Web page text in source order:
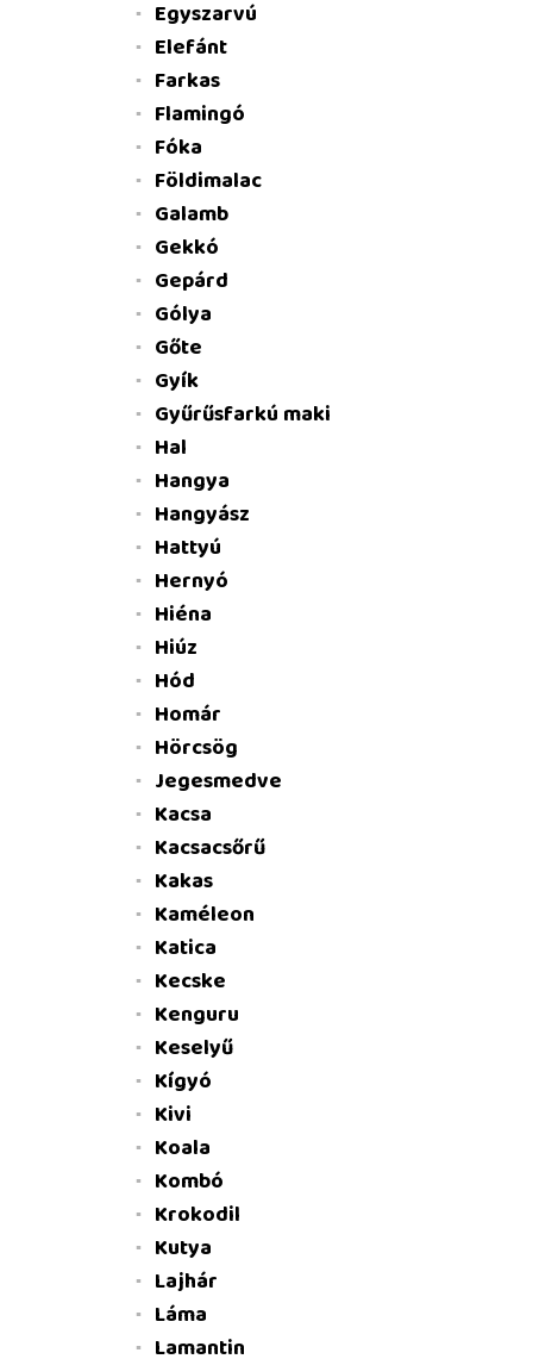
Egyszarvú
Elefánt
Farkas
Flamingó
Fóka
Földimalac
Galamb
Gekkó
Gepárd
Gólya
Gőte
Gyík
Gyűrűsfarkú maki
Hal
Hangya
Hangyász
Hattyú
Hernyó
Hiéna
Hiúz
Hód
Homár
Hörcsög
Jegesmedve
Kacsa
Kacsacsőrű
Kakas
Kaméleon
Katica
Kecske
Kenguru
Keselyű
Kígyó
Kivi
Koala
Kombó
Krokodil
Kutya
Lajhár
Láma
Lamantin